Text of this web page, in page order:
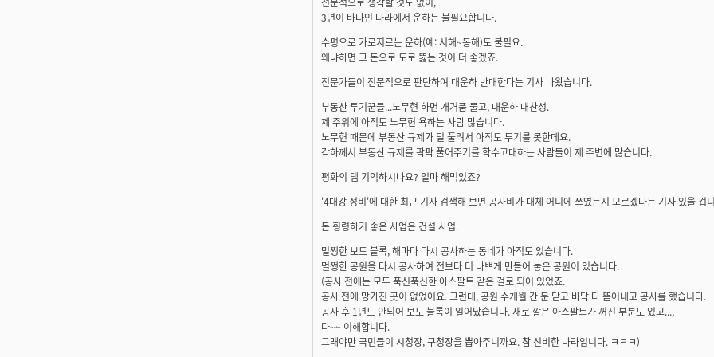
3면이 바다인 나라에서 운하는 불필요합니다.
수평으로 가로지르는 운하(예: 서해~동해)도 불필요.
왜냐하면 그 돈으로 도로 뚫는 것이 더 좋겠죠.
전문가들이 전문적으로 판단하여 대운하 반대한다는 기사 나왔습니다.
부동산 투기꾼들...노무현 하면 개거품 물고, 대운하 대찬성.
제 주위에 아직도 노무현 욕하는 사람 많습니다.
노무현 때문에 부동산 규제가 덜 풀려서 아직도 투기를 못한데요.
각하께서 부동산 규제를 팍팍 풀어주기를 학수고대하는 사람들이 제 주변에 많습니다.
평화의 댐 기억하시나요? 얼마 해먹었죠?
'4대강 정비'에 대한 최근 기사 검색해 보면 공사비가 대체 어디에 쓰였는지 모르겠다는 기사 있을 겁
돈 횡령하기 좋은 사업은 건설 사업.
멀쩡한 보도 블록, 해마다 다시 공사하는 동네가 아직도 있습니다.
멀쩡한 공원을 다시 공사하여 전보다 더 나쁘게 만들어 놓은 공원이 있습니다.
(공사 전에는 모두 푹신푹신한 아스팔트 같은 걸로 되어 있었죠.
공사 전에 망가진 곳이 없었어요. 그런데, 공원 수개월 간 문 닫고 바닥 다 뜯어내고 공사를 했습니다.
공사 후 1년도 안되어 보도 블록이 일어났습니다. 새로 깔은 아스팔트가 꺼진 부분도 있고...,
다~~ 이해합니다.
그래야만 국민들이 시청장, 구청장을 뽑아주니까요. 참 신비한 나라입니다. ㅋㅋㅋ)